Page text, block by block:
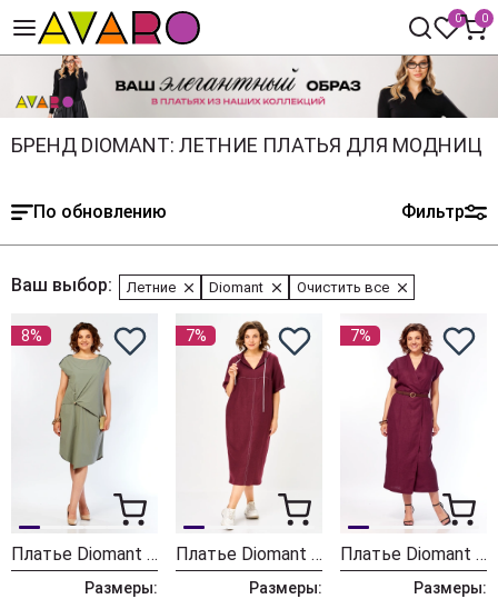
0 0
БРЕНД DIOMANT: ЛЕТНИЕ ПЛАТЬЯ ДЛЯ МОДНИЦ
По обновлению Фильтр
Ваш выбор: Летние Diomant Очистить все
8%
Платье Diomant 2178 зелень
Размеры:
7%
Платье Diomant 2180 винный
Размеры:
7%
Платье Diomant 2179 винный
Размеры: